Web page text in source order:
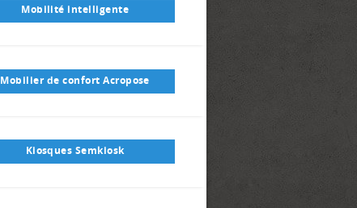
Mobilité intelligente
Mobilier de confort Acropose
Kiosques Semkiosk